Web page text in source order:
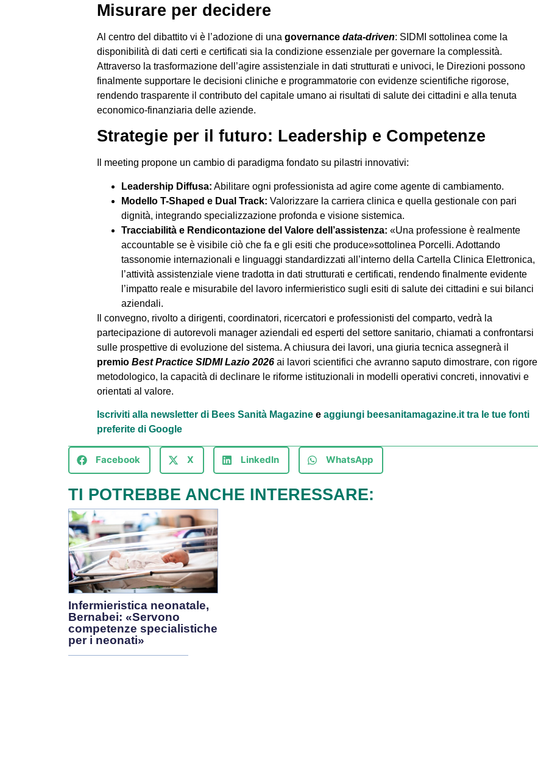
Misurare per decidere
Al centro del dibattito vi è l’adozione di una governance data-driven: SIDMI sottolinea come la
disponibilità di dati certi e certificati sia la condizione essenziale per governare la complessità.
Attraverso la trasformazione dell’agire assistenziale in dati strutturati e univoci, le Direzioni possono
finalmente supportare le decisioni cliniche e programmatorie con evidenze scientifiche rigorose,
rendendo trasparente il contributo del capitale umano ai risultati di salute dei cittadini e alla tenuta
economico-finanziaria delle aziende.
Strategie per il futuro: Leadership e Competenze
Il meeting propone un cambio di paradigma fondato su pilastri innovativi:
Leadership Diffusa: Abilitare ogni professionista ad agire come agente di cambiamento.
Modello T-Shaped e Dual Track: Valorizzare la carriera clinica e quella gestionale con pari
dignità, integrando specializzazione profonda e visione sistemica.
Tracciabilità e Rendicontazione del Valore dell’assistenza: «Una professione è realmente
accountable se è visibile ciò che fa e gli esiti che produce»sottolinea Porcelli. Adottando
tassonomie internazionali e linguaggi standardizzati all’interno della Cartella Clinica Elettronica,
l’attività assistenziale viene tradotta in dati strutturati e certificati, rendendo finalmente evidente
l’impatto reale e misurabile del lavoro infermieristico sugli esiti di salute dei cittadini e sui bilanci
aziendali.
Il convegno, rivolto a dirigenti, coordinatori, ricercatori e professionisti del comparto, vedrà la
partecipazione di autorevoli manager aziendali ed esperti del settore sanitario, chiamati a confrontarsi
sulle prospettive di evoluzione del sistema. A chiusura dei lavori, una giuria tecnica assegnerà il
premio Best Practice SIDMI Lazio 2026ai lavori scientifici che avranno saputo dimostrare, con rigore
metodologico, la capacità di declinare le riforme istituzionali in modelli operativi concreti, innovativi e
orientati al valore.
Iscriviti alla newsletter di Bees Sanità Magazinee aggiungi beesanitamagazine.it tra le tue fonti
preferite di Google
Facebook X LinkedIn WhatsApp
TI POTREBBE ANCHE INTERESSARE:
Infermieristica neonatale,
Bernabei: «Servono
competenze specialistiche
per i neonati»